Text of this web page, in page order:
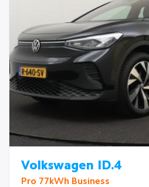
Volkswagen ID.4
Pro 77kWh Business